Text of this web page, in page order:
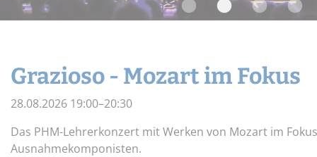
WiderrufsbelehrungSchnupper-
Grazioso - Mozart im Fokus
28.08.2026 19:00–20:30
Das PHM-Lehrerkonzert mit Werken von Mozart im
Ausnahmekomponisten.